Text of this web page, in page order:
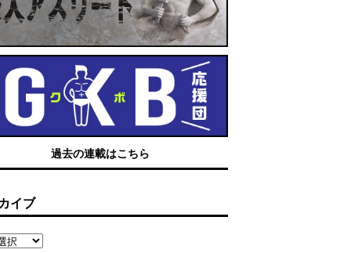
過去の連載はこちら
イブ